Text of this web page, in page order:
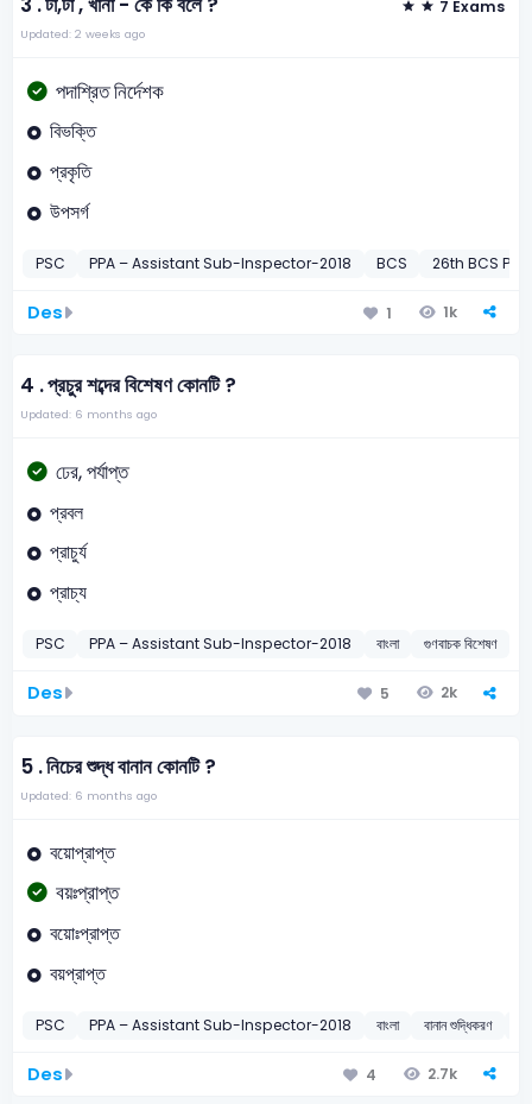
7 Exams
Updated: 2 weeks ago
পদাশ্রিত নির্দেশক
বিভক্তি
প্রকৃতি
উপসর্গ
PSC PPA – Assistant Sub-Inspector-2018 BCS 26th BCS
Des 1 1k
4 .প্রচুর শব্দের বিশেষণ কোনটি ?
Updated: 6 months ago
ঢের, পর্যাপ্ত
প্রবল
প্রাচুর্য
প্রাচ্য
PSC PPA – Assistant Sub-Inspector-2018 বাংলা গুণবাচক বিশেষণ
Des 5 2k
5 .নিচের শুদ্ধ বানান কোনটি ?
Updated: 6 months ago
বয়োপ্রাপ্ত
বয়ঃপ্রাপ্ত
বয়োঃপ্রাপ্ত
বয়প্রাপ্ত
PSC PPA – Assistant Sub-Inspector-2018 বাংলা বানান শুদ্ধিকরণ
Des 4 2.7k